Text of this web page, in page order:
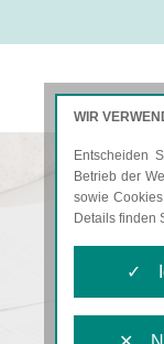
WIR
Entscheiden
Betrieb der
sowie
Details finden
✓